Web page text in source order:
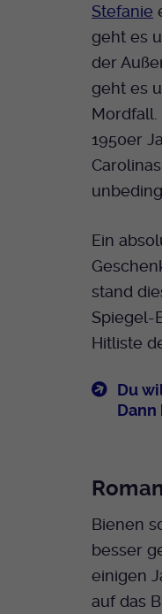
Stefanie
geht es
der
geht es
Mordfall.
1950er
Ein
stand
Spiegel-
Hitliste
Du
Dann
Bienen
besser
einigen
auf das